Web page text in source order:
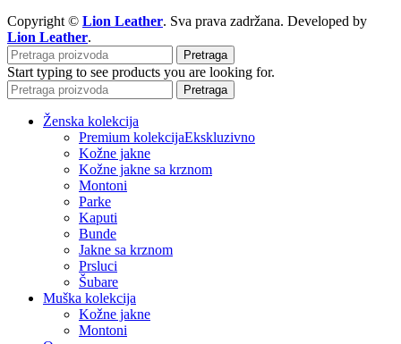
Copyright © Lion Leather. Sva prava zadržana. Developed by
Lion Leather.
Pretraga
Start typing to see products you are looking for.
Pretraga
Ženska kolekcija
Premium kolekcijaEkskluzivno
Kožne jakne
Kožne jakne sa krznom
Montoni
Parke
Kaputi
Bunde
Jakne sa krznom
Prsluci
Šubare
Muška kolekcija
Kožne jakne
Montoni